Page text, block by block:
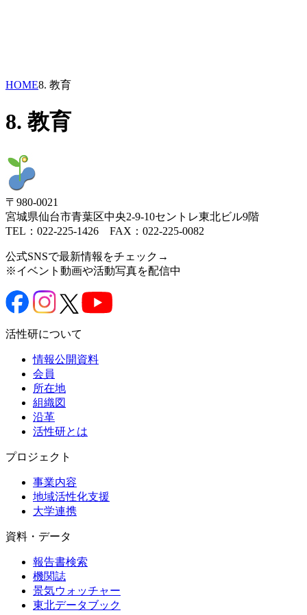
HOME8. 教育
8. 教育
〒980-0021
宮城県仙台市青葉区中央2-9-10セントレ東北ビル9階
TEL：022-225-1426 FAX：022-225-0082
公式SNSで最新情報をチェック→
※イベント動画や活動写真を配信中
活性研について
情報公開資料
会員
所在地
組織図
沿革
活性研とは
プロジェクト
事業内容
地域活性化支援
大学連携
資料・データ
報告書検索
機関誌
景気ウォッチャー
東北データブック